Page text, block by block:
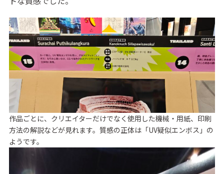
作品ごとに、クリエイターだけでなく使用した機械・用紙、印刷
方法の解説などが見れます。質感の正体は「UV疑似エンボス」の
ようです。